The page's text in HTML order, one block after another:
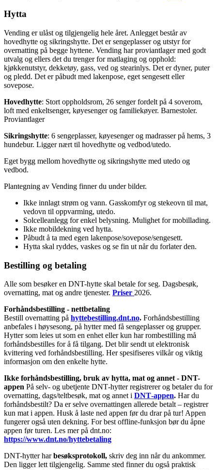
Hytta
Vending er ulåst og tilgjengelig hele året. Anlegget består av
hovedhytte og sikringshytte. Det er sengeplasser og utstyr for
overnatting på begge hyttene. Vending har proviantlager med godt
utvalg og ellers det du trenger for matlaging og opphold:
kjøkkenutstyr, dekketøy, gass, ved og stearinlys. Det er dyner, puter
og pledd. Det er påbudt med lakenpose, eget sengesett eller
sovepose.
Hovedhytte: Stort oppholdsrom, 26 senger fordelt på 4 soverom,
loft med enkeltsenger, køyesenger og familiekøyer. Barnestoler.
Proviantlager
Sikringshytte: 6 sengeplasser, køyesenger og madrasser på hems, 3
hundebur. Ligger nært til hovedhytte og vedbod/utedo.
Eget bygg mellom hovedhytte og sikringshytte med utedo og
vedbod.
Plantegning av Vending finner du under bilder.
Ikke innlagt strøm og vann. Gasskomfyr og stekeovn til mat,
vedovn til oppvarming, utedo.
Solcelleanlegg for enkel belysning. Mulighet for mobillading.
Ikke mobildekning ved hytta.
Påbudt å ta med egen lakenpose/sovepose/sengesett.
Hytta skal ryddes, vaskes og se fin ut når du forlater den.
Bestilling og betaling
Alle som besøker en DNT-hytte skal betale for seg. Dagsbesøk,
overnatting, mat og andre tjenester. Priser 2026.
Forhåndsbestilling - nettbetaling
Bestill overnatting på hyttebestilling.dnt.no. Forhåndsbestilling
anbefales i høysesong, på hytter med få sengeplasser og grupper.
Hytter som leies ut som en enhet eller kun har rombestilling må
forhåndsbestilles for å få tilgang. Det blir sendt ut elektronisk
kvittering ved forhåndsbestilling. Her spesifiseres vilkår og viktig
informasjon om den enkelte hytte.
Ikke forhåndsbestilling, bruk av hytta, mat og annet - DNT-
appen På selv- og ubetjente DNT‑hytter registrerer og betaler du for
overnatting, dags/teltbesøk, mat og annet i DNT‑appen. Har du
forhåndsbestilt? Da er selve overnattingen allerede betalt – registrer
kun mat i appen. Husk å laste ned appen før du drar på tur! Appen
fungerer også uten dekning. For best offline‑funksjon bør du åpne
appen før turen. Les mer på dnt.no:
https://www.dnt.no/hyttebetaling
DNT-hytter harbesøksprotokoll, skriv deg inn når du ankommer.
Den ligger lett tilgjengelig. Samme sted finner du også praktisk